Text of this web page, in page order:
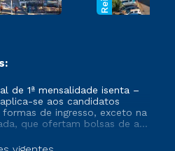
de 1ª mensalidade isenta –
se aos candidatos
de ingresso, exceto na
que ofertam bolsas de até
efetivado e/ou não